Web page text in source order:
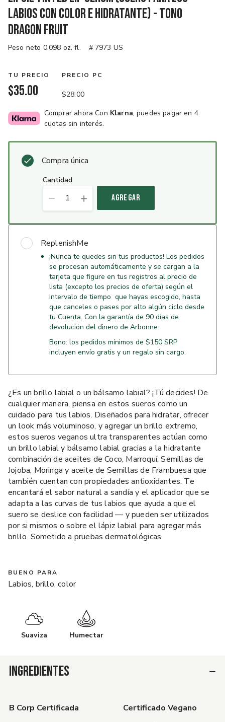
labios con color e hidratante) - tono
Dragon Fruit
Peso neto 0.098 oz. fl. # 7973 US
TU PRECIO
$35.00
PRECIO PC
$28.00
Comprar ahora Con Klarna, puedes pagar en 4
cuotas sin interés.
Compra única
cantidad
1 AGREGAR
ReplenishMe
¡Nunca te quedes sin tus productos! Los pedidos
se procesan automáticamente y se cargan a la
tarjeta que figure en tus registros al precio de
lista (excepto los precios de oferta) según el
intervalo de tiempo que hayas escogido, hasta
que canceles o pases por alto algún ciclo desde
tu Cuenta. Con la garantía de 90 días de
devolución del dinero de Arbonne.
Bono: los pedidos mínimos de $150 SRP
incluyen envío gratis y un regalo sin cargo.
¿Es un brillo labial o un bálsamo labial? ¡Tú decides! De
cualquier manera, piensa en estos sueros como un
cuidado para tus labios. Diseñados para hidratar, ofrecer
un look más voluminoso, y agregar un brillo extremo,
estos sueros veganos ultra transparentes actúan como
un brillo labial y bálsamo labial gracias a la hidratante
combinación de aceites de Coco, Marroquí, Semillas de
Jojoba, Moringa y aceite de Semillas de Frambuesa que
también cuentan con propiedades antioxidantes. Te
encantará el sabor natural a sandía y el aplicador que se
adapta a las curvas de tus labios que ayuda a que el
suero se deslice con facilidad — y pueden ser utilizados
por si mismos o sobre el lápiz labial para agregar más
brillo. Sometido a pruebas dermatológicas.
BUENO PARA
Labios, brillo, color
Suaviza Humectar
INGREDIENTES
B Corp Certificada Certificado Vegano